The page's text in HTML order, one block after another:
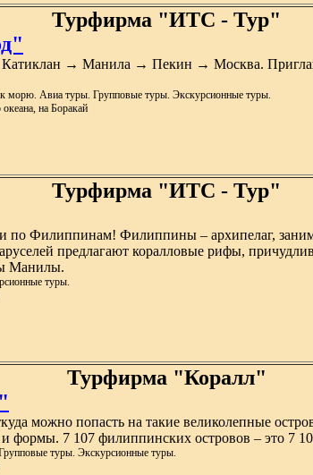
Турфирма "ИТС - Тур"
→ Манила → Пекин → Москва.
морю. Авиа туры. Групповые туры. Экскурсионные туры.
на Боракай
Турфирма "ИТС - Тур"
по Филиппинам! Филиппины – архипелаг,
предлагают коралловые рифы,
Манилы.
туры.
Турфирма "Коралл"
можно попасть на такие великолепные
формы. 7 107 филиппинских островов – это 7
туры. Экскурсионные туры.